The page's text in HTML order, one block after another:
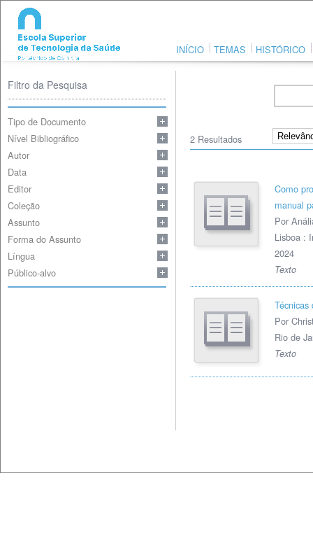
INÍCIO TEMAS HISTÓRICO
Filtro da Pesquisa
Tipo de Documento
Nível Bibliográfico
Autor
Data
Editor
Coleção
Assunto
Forma do Assunto
Língua
Público-alvo
2 Resultados
Como
manual
Por
Lisboa :
2024
Texto
Técnicas
Por
Rio de
Texto